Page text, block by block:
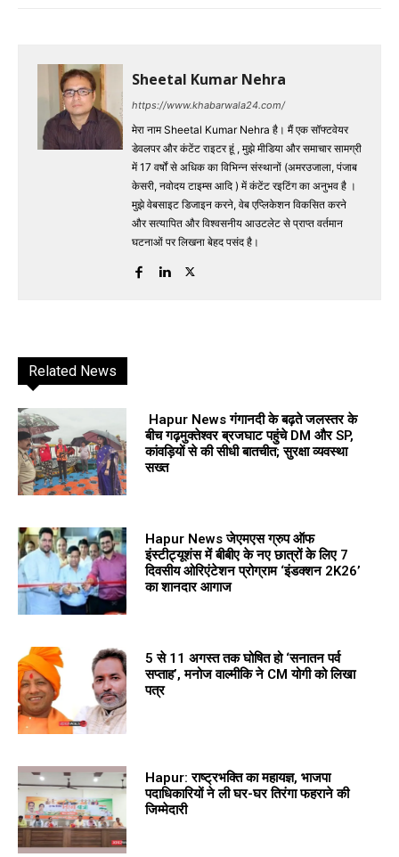
Sheetal Kumar Nehra
https://www.khabarwala24.com/
मेरा नाम Sheetal Kumar Nehra है। मैं एक सॉफ्टवेयर
डेवलपर और कंटेंट राइटर हूं , मुझे मीडिया और समाचार सामग्री
में 17 वर्षों से अधिक का विभिन्न संस्थानों (अमरउजाला, पंजाब
केसरी, नवोदय टाइम्स आदि ) में कंटेंट रइटिंग का अनुभव है ।
मुझे वेबसाइट डिजाइन करने, वेब एप्लिकेशन विकसित करने
और सत्यापित और विश्वसनीय आउटलेट से प्राप्त वर्तमान
घटनाओं पर लिखना बेहद पसंद है।
Related News
Hapur News गंगानदी के बढ़ते जलस्तर के
बीच गढ़मुक्तेश्वर ब्रजघाट पहुंचे DM और SP,
कांवड़ियों से की सीधी बातचीत; सुरक्षा व्यवस्था
सख्त
Hapur News जेएमएस ग्रुप ऑफ
इंस्टीट्यूशंस में बीबीए के नए छात्रों के लिए 7
दिवसीय ओरिएंटेशन प्रोग्राम ‘इंडक्शन 2K26’
का शानदार आगाज
5 से 11 अगस्त तक घोषित हो ‘सनातन पर्व
सप्ताह’, मनोज वाल्मीकि ने CM योगी को लिखा
पत्र
Hapur: राष्ट्रभक्ति का महायज्ञ, भाजपा
पदाधिकारियों ने ली घर-घर तिरंगा फहराने की
जिम्मेदारी